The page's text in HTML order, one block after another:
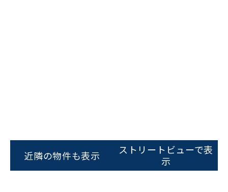
スムーズにご案内できます
0120-620-213
近隣の物件も表示
ストリートビューで表
示